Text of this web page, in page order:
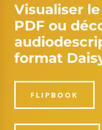
Visualiser
PDF ou
format
FLIPBOOK